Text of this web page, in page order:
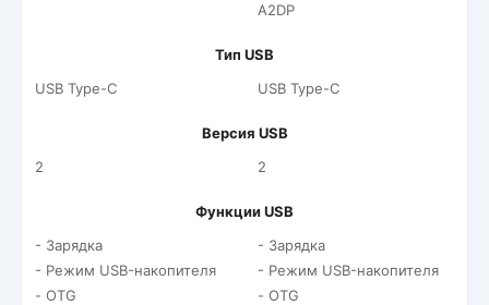
A2DP
Тип USB
USB Type-C
USB Type-C
Версия USB
2
2
Функции USB
- Зарядка
- Режим USB-накопителя
- OTG
- Зарядка
- Режим USB-накопителя
- OTG